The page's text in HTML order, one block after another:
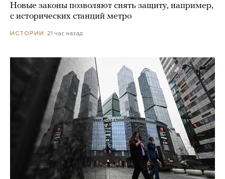
Новые законы позволяют снять защиту, например,
с исторических станций метро
ИСТОРИИ 21 час назад